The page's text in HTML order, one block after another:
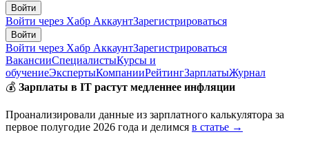
Войти
Войти через Хабр АккаунтЗарегистрироваться
Войти
Войти через Хабр АккаунтЗарегистрироваться
ВакансииСпециалистыКурсы и
обучениеЭкспертыКомпанииРейтингЗарплатыЖурнал
💰 Зарплаты в IT растут медленнее инфляции
Проанализировали данные из зарплатного калькулятора за
первое полугодие 2026 года и делимся в статье →